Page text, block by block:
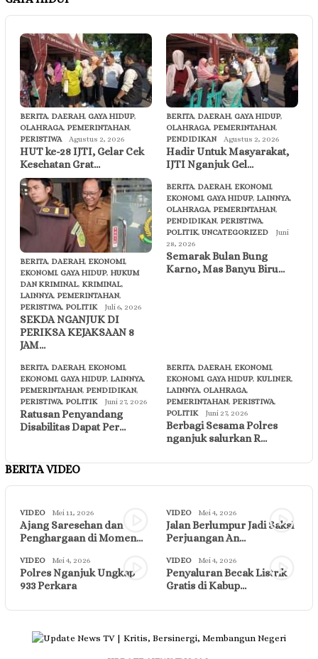
BERITA, DAERAH, GAYA HIDUP,
OLAHRAGA, PEMERINTAHAN,
PERISTIWA
Agustus 2, 2026
HUT ke-28 IJTI, Gelar Cek
Kesehatan Grat…
BERITA, DAERAH, GAYA HIDUP,
OLAHRAGA, PEMERINTAHAN,
PENDIDIKAN
Agustus 2, 2026
Hadir Untuk Masyarakat,
IJTI Nganjuk Gel…
BERITA, DAERAH, EKONOMI,
EKONOMI, GAYA HIDUP, HUKUM
DAN KRIMINAL, KRIMINAL,
LAINNYA, PEMERINTAHAN,
PERISTIWA, POLITIK Juli 6, 2026
SEKDA NGANJUK DI
PERIKSA KEJAKSAAN 8
JAM…
BERITA, DAERAH, EKONOMI,
EKONOMI, GAYA HIDUP, LAINNYA,
OLAHRAGA, PEMERINTAHAN,
PENDIDIKAN, PERISTIWA,
POLITIK, UNCATEGORIZED
Juni
28, 2026
Semarak Bulan Bung
Karno, Mas Banyu Biru…
BERITA, DAERAH, EKONOMI,
EKONOMI, GAYA HIDUP, LAINNYA,
PEMERINTAHAN, PENDIDIKAN,
PERISTIWA, POLITIK Juni 27, 2026
Ratusan Penyandang
Disabilitas Dapat Per…
BERITA, DAERAH, EKONOMI,
EKONOMI, GAYA HIDUP, KULINER,
LAINNYA, OLAHRAGA,
PEMERINTAHAN, PERISTIWA,
POLITIK
Juni 27, 2026
Berbagi Sesama Polres
nganjuk salurkan R…
BERITA VIDEO
VIDEO Mei 11, 2026
Ajang Saresehan dan
Penghargaan di Momen…
VIDEO Mei 4, 2026
Jalan Berlumpur Jadi Saksi
Perjuangan An…
VIDEO Mei 4, 2026
Polres Nganjuk Ungkap
933 Perkara
VIDEO Mei 4, 2026
Penyaluran Becak Listrik
Gratis di Kabup…